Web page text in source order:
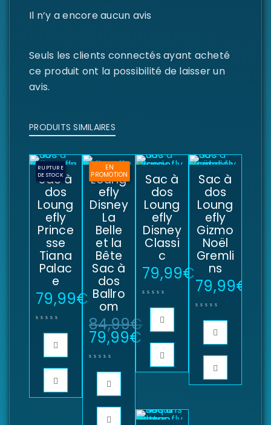
Il n’y a encore aucun avis
Seuls les clients connectés ayant acheté
ce produit ont la possibilité de laisser un
avis.
PRODUITS SIMILAIRES
RUPTURE
DE STOCK
Sac à
dos
Loung
efly
Prince
sse
Tiana
Palac
e
79,99€
EN
PROMOTION
Loung
efly
Disney
La
Belle
et la
Bête
Sac à
dos
Ballro
om
84,99€
79,99€
Sac à
dos
Loung
efly
Disney
Classi
c
79,99€
Sac à
dos
Loung
efly
Gizmo
Noël
Gremli
ns
79,99€